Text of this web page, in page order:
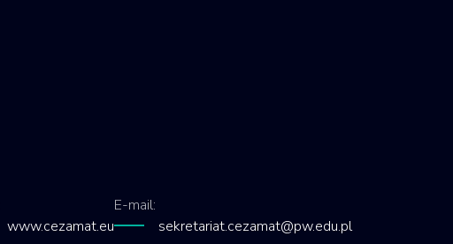
www.cezamat.eu
E-mail:
sekretariat.cezamat@pw.edu.pl